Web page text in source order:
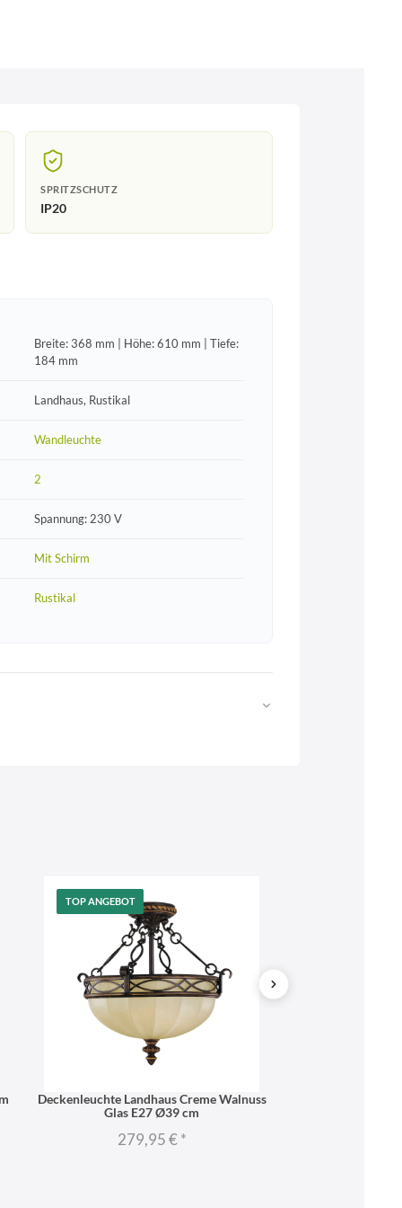
SPRITZSCHUTZ
IP20
Breite: 368 mm | Höhe: 610 mm | Tiefe:
184 mm
Landhaus, Rustikal
Wandleuchte
2
Spannung: 230 V
Mit Schirm
Rustikal
TOP ANGEBOT
Deckenleuchte Landhaus Creme Walnuss
Glas E27 Ø39 cm
279,95 €*